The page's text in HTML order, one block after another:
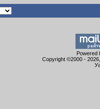
Powered
Copyright ©2000 -